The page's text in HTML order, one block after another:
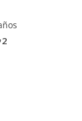
2